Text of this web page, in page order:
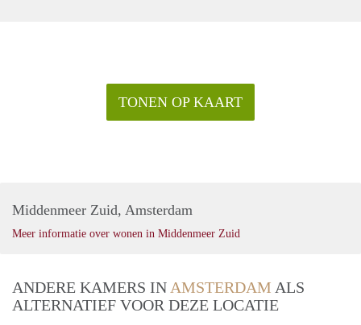
TONEN OP KAART
Middenmeer Zuid, Amsterdam
Meer informatie over wonen in Middenmeer Zuid
ANDERE KAMERS IN AMSTERDAM ALS
ALTERNATIEF VOOR DEZE LOCATIE